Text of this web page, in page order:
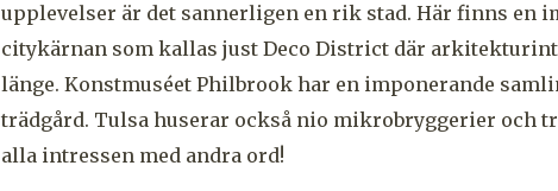
upplevelser är det sannerligen en rik stad. Här finns en
citykärnan som kallas just Deco District där
länge. Konstmuséet Philbrook har en imponerande
trädgård. Tulsa huserar också nio mikrobryggerier och
alla intressen med andra ord!